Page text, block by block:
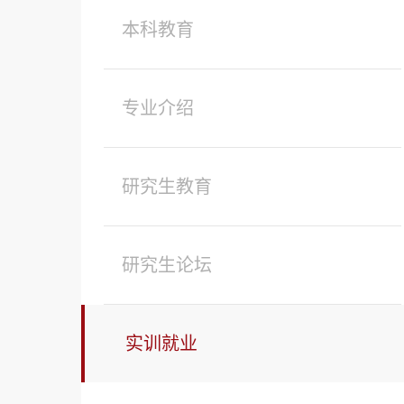
本科教育
专业介绍
研究生教育
研究生论坛
实训就业